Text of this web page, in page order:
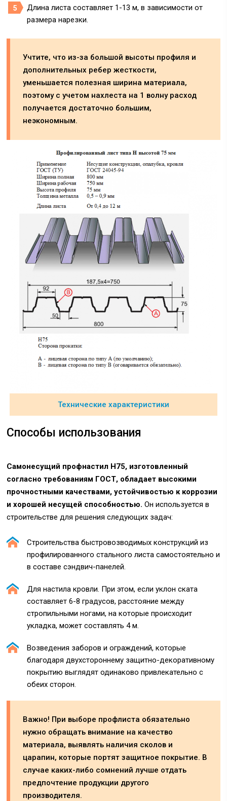
Длина листа составляет 1-13 м, в зависимости от
размера нарезки.
Учтите, что из-за большой высоты профиля и
дополнительных ребер жесткости,
уменьшается полезная ширина материала,
поэтому с учетом нахлеста на 1 волну расход
получается достаточно большим,
неэкономным.
Технические характеристики
Способы использования
Самонесущий профнастил Н75, изготовленный
согласно требованиям ГОСТ, обладает высокими
прочностными качествами, устойчивостью к коррозии
и хорошей несущей способностью. Он используется в
строительстве для решения следующих задач:
Строительства быстровозводимых конструкций из
профилированного стального листа самостоятельно и
в составе сэндвич-панелей.
Для настила кровли. При этом, если уклон ската
составляет 6-8 градусов, расстояние между
стропильными ногами, на которые происходит
укладка, может составлять 4 м.
Возведения заборов и ограждений, которые
благодаря двухстороннему защитно-декоративному
покрытию выглядят одинаково привлекательно с
обеих сторон.
Важно! При выборе профлиста обязательно
нужно обращать внимание на качество
материала, выявлять наличия сколов и
царапин, которые портят защитное покрытие. В
случае каких-либо сомнений лучше отдать
предпочтение продукции другого
производителя.